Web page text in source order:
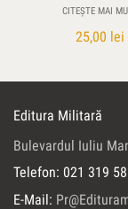
CITEȘTE MAI
25,00 lei
Editura Militară
Bulevardul Iuliu
Telefon: 021 319
E-Mail: